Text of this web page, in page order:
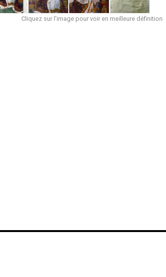
Cliquez sur l'image pour voir en meilleure définition